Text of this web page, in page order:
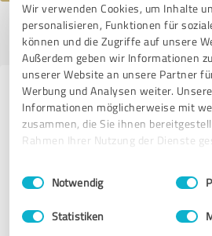
Wir verwenden Cookies, um Inhalte
personalisieren, Funktionen für
können und die Zugriffe auf unsere
Außerdem geben wir Informationen
unserer Website an unsere Partner
Werbung und Analysen weiter.
Informationen möglicherweise mit
zusammen, die Sie ihnen
Rahmen Ihrer Nutzung der Dienste
Impressum
Einwilligungsauswahl
Notwendig
Statistiken
Profil aktiv seit 31.07.2023 |Letzte
melden
Erfahrungen zu
Anbietern aus
Training
Intertrainment